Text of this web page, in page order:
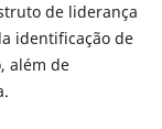
de liderança
identificação de
além de